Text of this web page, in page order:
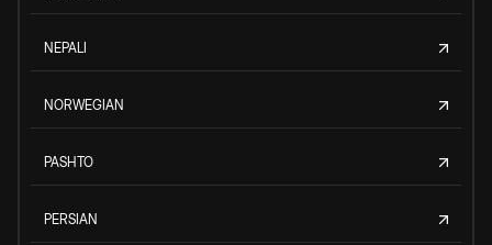
NEPALI
NORWEGIAN
PASHTO
PERSIAN